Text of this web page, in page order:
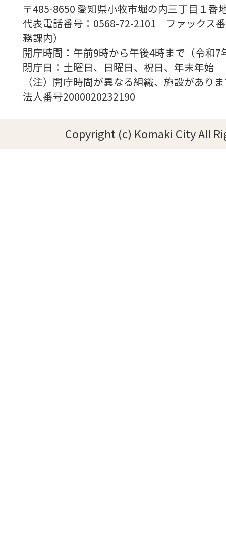
〒485-8650 愛知県小牧市堀の内三丁目１番
代表電話番号：0568-72-2101 ファックス
務課内）
開庁時間：午前9時から午後4時まで（令
閉庁日：土曜日、日曜日、祝日、年末年始
（注）開庁時間が異なる組織、施設があり
法人番号2000020232190
Copyright (c) Komaki City All